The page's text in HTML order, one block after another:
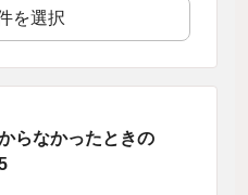
を選択
らなかったときの